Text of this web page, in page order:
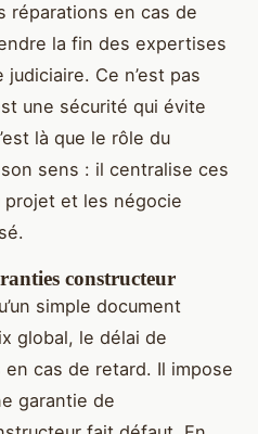
réparations en cas de
la fin des expertises
Ce n’est pas
une sécurité qui évite
là que le rôle du
sens : il centralise ces
et les négocie
constructeur
simple document
global, le délai de
cas de retard. Il impose
garantie de